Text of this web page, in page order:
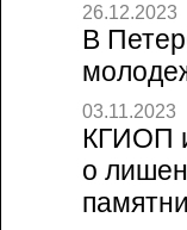
26.12.2023
В
03.11.2023
КГИОП
о